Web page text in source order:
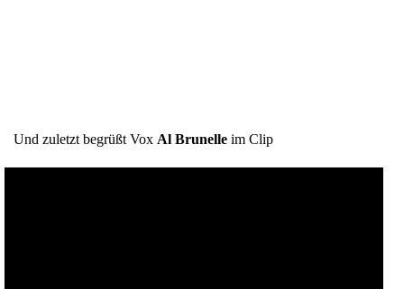
Und zuletzt begrüßt Vox Al Brunelle im Clip